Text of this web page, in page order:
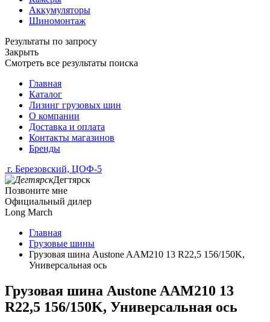
Аккумуляторы
Шиномонтаж
Результаты по запросу
Закрыть
Смотреть все результаты поиска
Главная
Каталог
Лизинг грузовых шин
О компании
Доставка и оплата
Контакты магазинов
Бренды
г. Березовский, ЦОФ-5
Дегтярск
Позвоните мне
Официальный дилер
Long March
Главная
Грузовые шины
Грузовая шина Austone AAM210 13 R22,5 156/150K,
Универсальная ось
Грузовая шина Austone AAM210 13
R22,5 156/150K, Универсальная ось